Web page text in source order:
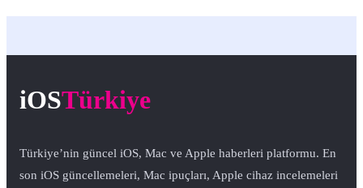
iOSTürkiye
Türkiye’nin güncel iOS, Mac ve Apple haberleri platformu. En
son iOS güncellemeleri, Mac ipuçları, Apple cihaz incelemeleri